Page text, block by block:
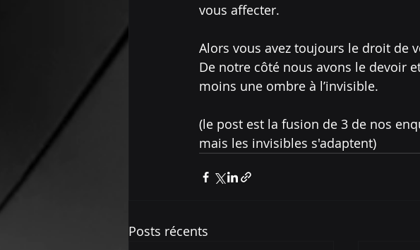
vous affecter.
Alors vous avez toujours le droit de
De notre côté nous avons le devoir
moins une ombre à l’invisible.
(le post est la fusion de 3 de nos
mais les invisibles s'adaptent)
Posts récents